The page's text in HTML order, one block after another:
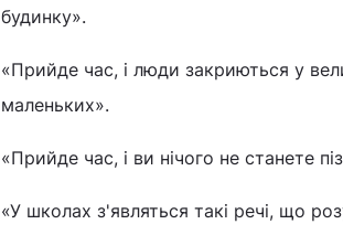
будинку».
«Прийде час, і люди закриються у
маленьких».
«Прийде час, і ви нічого не станете
«У школах з'являться такі речі, що